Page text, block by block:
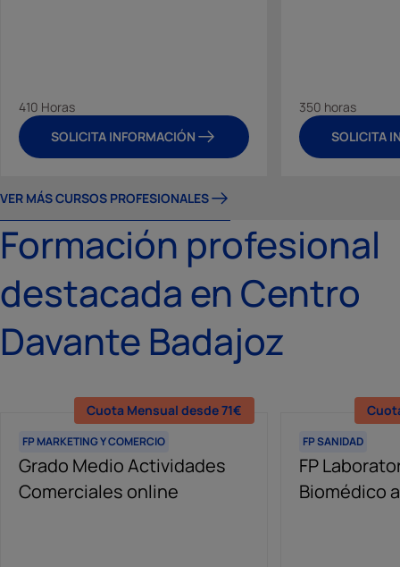
410 Horas
SOLICITA INFORMACIÓN
350 horas
SOLICITA
VER MÁS CURSOS PROFESIONALES
Formación profesional
destacada en Centro
Davante Badajoz
Cuota Mensual desde 71€
FP MARKETING Y COMERCIO
Grado Medio Actividades
Comerciales online
FP SANIDAD
FP
Biomédico